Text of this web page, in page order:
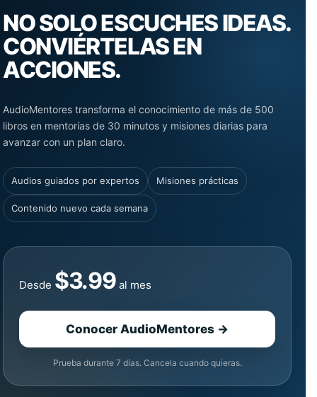
NO SOLO ESCUCHES IDEAS.
CONVIÉRTELAS EN
ACCIONES.
AudioMentores transforma el conocimiento de más de 500
libros en mentorías de 30 minutos y misiones diarias para
avanzar con un plan claro.
Audios guiados por expertos Misiones prácticas
Contenido nuevo cada semana
Desde $3.99al mes
Conocer AudioMentores →
Prueba durante 7 días. Cancela cuando quieras.